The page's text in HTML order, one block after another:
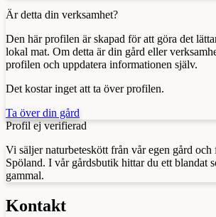
Är detta din verksamhet?
Den här profilen är skapad för att göra det
lokal mat. Om detta är din gård eller
profilen och uppdatera informationen själv.
Det kostar inget att ta över profilen.
Ta över din gård
Profil ej verifierad
Vi säljer naturbeteskött från vår egen gård och
Spöland. I vår gårdsbutik hittar du ett blandat
gammal.
Kontakt